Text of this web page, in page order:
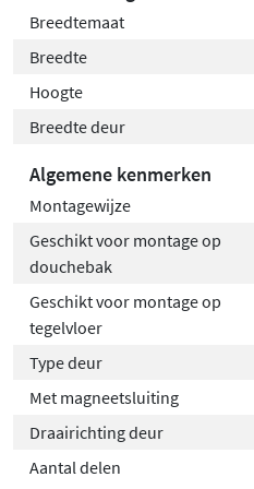
Breedtemaat
Breedte
Hoogte
Breedte deur
Algemene kenmerken
Montagewijze
Geschikt voor montage op
douchebak
Geschikt voor montage op
tegelvloer
Type deur
Met magneetsluiting
Draairichting deur
Aantal delen